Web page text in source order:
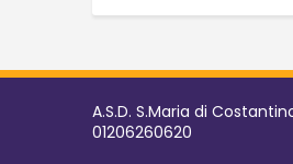
A.S.D. S.Maria di
01206260620